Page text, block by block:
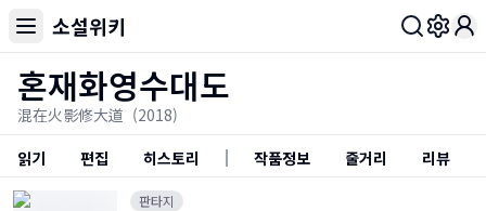
소설위키
혼재화영수대도
混在火影修大道 (2018)
읽기
편집 히스토리 작품정보 줄거리 리뷰
판타지